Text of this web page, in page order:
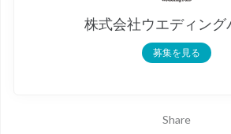
株式会社ウエディング
募集を見る
Share